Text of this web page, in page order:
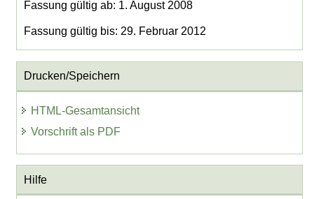
Fassung gültig ab: 1. August 2008
Fassung gültig bis: 29. Februar 2012
Drucken/Speichern
HTML-Gesamtansicht
Vorschrift als PDF
Hilfe